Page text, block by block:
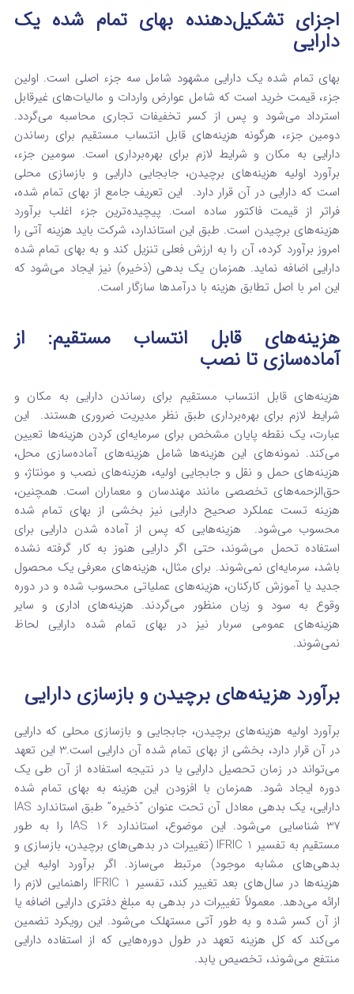
اجزای تشکیل‌دهنده بهای تمام شده یک
دارایی
بهای تمام شده یک دارایی مشهود شامل سه جزء اصلی است. اولین
جزء، قیمت خرید است که شامل عوارض واردات و مالیات‌های غیرقابل
استرداد می‌شود و پس از کسر تخفیفات تجاری محاسبه می‌گردد.
دومین جزء، هرگونه هزینه‌های قابل انتساب مستقیم برای رساندن
دارایی به مکان و شرایط لازم برای بهره‌برداری است. سومین جزء،
برآورد اولیه هزینه‌های برچیدن، جابجایی دارایی و بازسازی محلی
است که دارایی در آن قرار دارد.
این تعریف جامع از بهای تمام شده،
فراتر از قیمت فاکتور ساده است. پیچیده‌ترین جزء اغلب برآورد
هزینه‌های برچیدن است. طبق این استاندارد، شرکت باید هزینه آتی را
امروز برآورد کرده، آن را به ارزش فعلی تنزیل کند و به بهای تمام شده
دارایی اضافه نماید. همزمان یک بدهی (ذخیره) نیز ایجاد می‌شود که
این امر با اصل تطابق هزینه با درآمدها سازگار است.
هزینه‌های قابل انتساب مستقیم: از
آماده‌سازی تا نصب
هزینه‌های قابل انتساب مستقیم برای رساندن دارایی به مکان و
شرایط لازم برای بهره‌برداری طبق نظر مدیریت ضروری هستند.
این
عبارت، یک نقطه پایان مشخص برای سرمایه‌ای کردن هزینه‌ها تعیین
می‌کند. نمونه‌های این هزینه‌ها شامل هزینه‌های آماده‌سازی محل،
هزینه‌های حمل و نقل و جابجایی اولیه، هزینه‌های نصب و مونتاژ، و
حق‌الزحمه‌های تخصصی مانند مهندسان و معماران است. همچنین،
هزینه تست عملکرد صحیح دارایی نیز بخشی از بهای تمام شده
محسوب می‌شود.
هزینه‌هایی که پس از آماده شدن دارایی برای
استفاده تحمل می‌شوند، حتی اگر دارایی هنوز به کار گرفته نشده
باشد، سرمایه‌ای نمی‌شوند. برای مثال، هزینه‌های معرفی یک محصول
جدید یا آموزش کارکنان، هزینه‌های عملیاتی محسوب شده و در دوره
وقوع به سود و زیان منظور می‌گردند. هزینه‌های اداری و سایر
هزینه‌های عمومی سربار نیز در بهای تمام شده دارایی لحاظ
نمی‌شوند.
برآورد هزینه‌های برچیدن و بازسازی دارایی
برآورد اولیه هزینه‌های برچیدن، جابجایی و بازسازی محلی که دارایی
در آن قرار دارد، بخشی از بهای تمام شده آن دارایی است.3این تعهد
می‌تواند در زمان تحصیل دارایی یا در نتیجه استفاده از آن طی یک
دوره ایجاد شود. همزمان با افزودن این هزینه به بهای تمام شده
دارایی، یک بدهی معادل آن تحت عنوان “ذخیره” طبق استاندارد IAS
37 شناسایی می‌شود. این موضوع، استاندارد IAS 16 را به طور
مستقیم به تفسیر IFRIC 1 (تغییرات در بدهی‌های برچیدن، بازسازی و
بدهی‌های مشابه موجود) مرتبط می‌سازد. اگر برآورد اولیه این
هزینه‌ها در سال‌های بعد تغییر کند، تفسیر IFRIC 1 راهنمایی لازم را
ارائه می‌دهد. معمولاً تغییرات در بدهی به مبلغ دفتری دارایی اضافه یا
از آن کسر شده و به طور آتی مستهلک می‌شود. این رویکرد تضمین
می‌کند که کل هزینه تعهد در طول دوره‌هایی که از استفاده دارایی
منتفع می‌شوند، تخصیص یابد.